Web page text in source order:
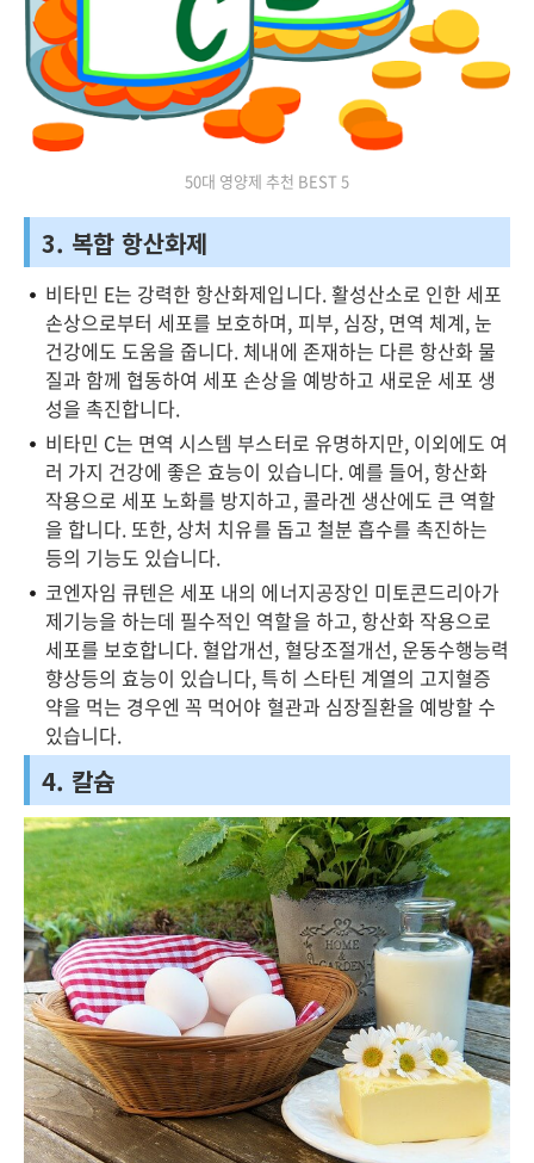
50대 영양제 추천 BEST 5
3. 복합 항산화제
비타민 E는 강력한 항산화제입니다. 활성산소로 인한 세포
손상으로부터 세포를 보호하며, 피부, 심장, 면역 체계, 눈
건강에도 도움을 줍니다. 체내에 존재하는 다른 항산화 물
질과 함께 협동하여 세포 손상을 예방하고 새로운 세포 생
성을 촉진합니다.
비타민 C는 면역 시스템 부스터로 유명하지만, 이외에도 여
러 가지 건강에 좋은 효능이 있습니다. 예를 들어, 항산화
작용으로 세포 노화를 방지하고, 콜라겐 생산에도 큰 역할
을 합니다. 또한, 상처 치유를 돕고 철분 흡수를 촉진하는
등의 기능도 있습니다.
코엔자임 큐텐은 세포 내의 에너지공장인 미토콘드리아가
제기능을 하는데 필수적인 역할을 하고, 항산화 작용으로
세포를 보호합니다. 혈압개선, 혈당조절개선, 운동수행능력
향상등의 효능이 있습니다, 특히 스타틴 계열의 고지혈증
약을 먹는 경우엔 꼭 먹어야 혈관과 심장질환을 예방할 수
있습니다.
4. 칼슘